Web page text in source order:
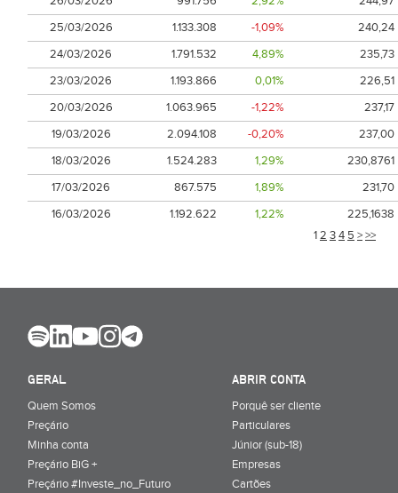
12 34 5 >>>
25/03/2026
1.133.308 -1,09%
240,24
24/03/2026
1.791.532 4,89%
235,73
23/03/2026
1.193.866 0,01%
226,51
20/03/2026
1.063.965 -1,22%
237,17
19/03/2026
2.094.108 -0,20%
237,00
18/03/2026
1.524.283 1,29%
230,8761
17/03/2026
867.575 1,89%
231,70
16/03/2026
1.192.622 1,22% 225,1638
GERAL
Quem Somos
Preçário
Minha conta
Preçário BiG +
Preçário #Investe_no_Futuro
ABRIR CONTA
Porquê ser cliente
Particulares
Júnior (sub-18)
Empresas
Cartões